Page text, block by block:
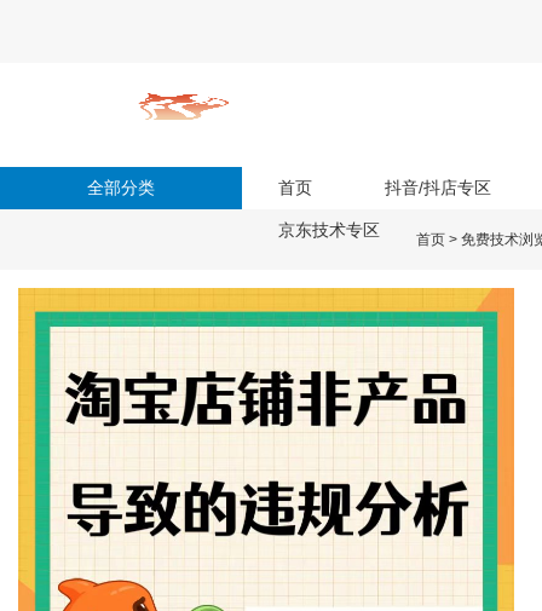
全部分类 首页 抖音/抖店专区
京东技术专区 首页 > 免费技术浏